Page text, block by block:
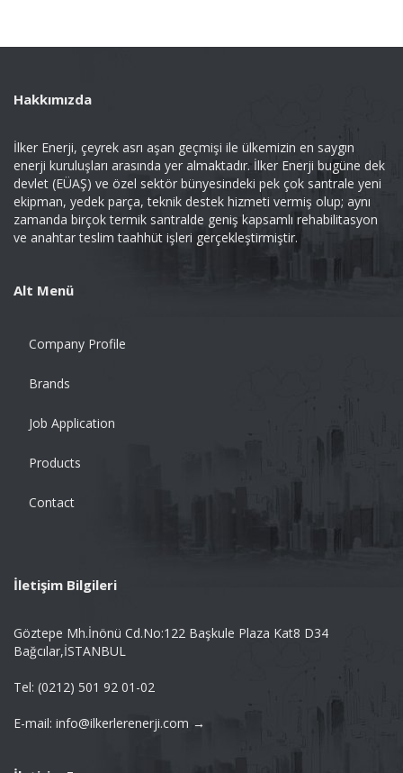
Hakkımızda
İlker Enerji, çeyrek asrı aşan geçmişi ile ülkemizin en saygın
enerji kuruluşları arasında yer almaktadır. İlker Enerji bugüne dek
devlet (EÜAŞ) ve özel sektör bünyesindeki pek çok santrale yeni
ekipman, yedek parça, teknik destek hizmeti vermiş olup; aynı
zamanda birçok termik santralde geniş kapsamlı rehabilitasyon
ve anahtar teslim taahhüt işleri gerçekleştirmiştir.
Alt Menü
Company Profile
Brands
Job Application
Products
Contact
İletişim Bilgileri
Göztepe Mh.İnönü Cd.No:122 Başkule Plaza Kat8 D34
Bağcılar,İSTANBUL
Tel: (0212) 501 92 01-02
E-mail: info@ilkerlerenerji.com →